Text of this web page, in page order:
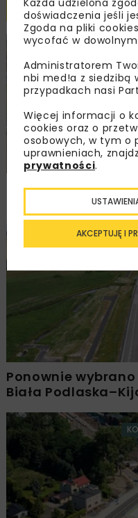
Remont
Przetarg obejmuje
Ponownie
Biała
Każda udzielona
doświadczenia jeśli
Zgoda na pliki
wycofać w
Administratorem
nbi med!a z siedzibą
przypadkach nasi
Więcej informacji o
cookies oraz o
osobowych, w tym o
uprawnieniach,
prywatności.
AKCEPTUJĘ I